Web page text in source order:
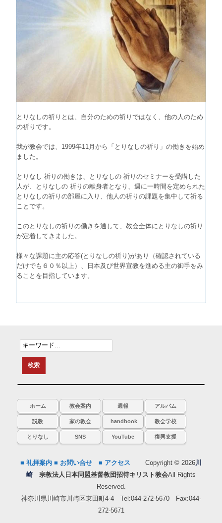
とりなしの祈りとは、自分のための祈りではなく、他の人のため
の祈りです。
我が教会では、1999年11月から「とりなしの祈り」の働きを始め
ました。
とりなし 祈りの働きは、とりなしの 祈りのセミナーを受講した
人が、とりなしの 祈りの献身者となり、週に一時間を定められた
とりなしの祈りの部屋に入り、他人の祈りの課題を集中して祈る
ことです。
このとりなしの祈りの働きを通して、教会全体にとりなしの祈り
が定着してきました。
様々な課題に主の応答(とりなしの祈り)があり（確認されている
だけでも６０％以上）、日本及び世界宣教を進める主の御手をみ
ることを目指しています。
ホーム 教会案内 週報 アルバム
説教 家の教会 handbook 教会学校
とりなし SNS YouTube 復興支援
■ 礼拝案内 ■ お問い合せ ■ アクセス Copyright © 2026川
崎
宗教法人日本同盟基督教団招待キリスト教会All Rights
Reserved.
神奈川県川崎市川崎区東田町4-4 Tel:044-272-5670 Fax:044-
272-5671